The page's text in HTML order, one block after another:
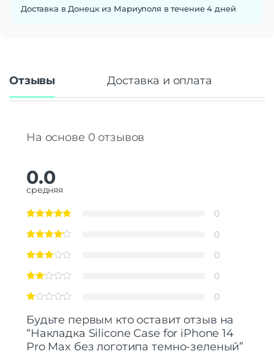
Доставка в Донецк из Мариуполя в течение 4 дней
Отзывы Доставка и оплата
На основе 0 отзывов
0.0
средняя
0
0
0
0
0
Будьте первым кто оставит отзыв на
“Накладка Silicone Case for iPhone 14
Pro Max без логотипа темно-зеленый”